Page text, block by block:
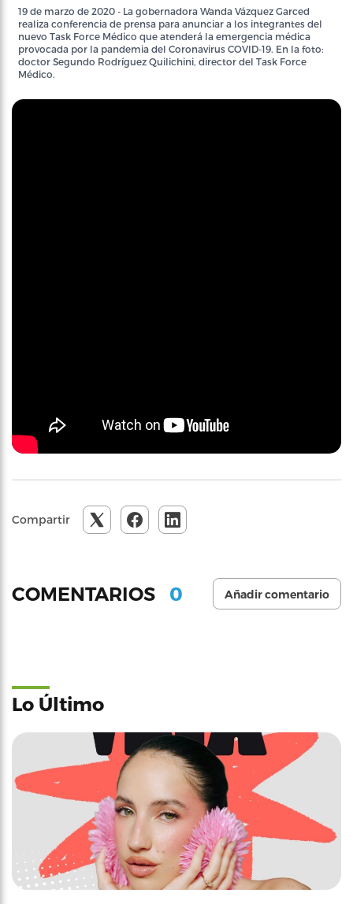
19 de marzo de 2020 - La gobernadora Wanda Vázquez Garced
realiza conferencia de prensa para anunciar a los integrantes del
nuevo Task Force Médico que atenderá la emergencia médica
provocada por la pandemia del Coronavirus COVID-19. En la foto:
doctor Segundo Rodríguez Quilichini, director del Task Force
Médico.
Compartir
COMENTARIOS 0 Añadir comentario
Lo Último